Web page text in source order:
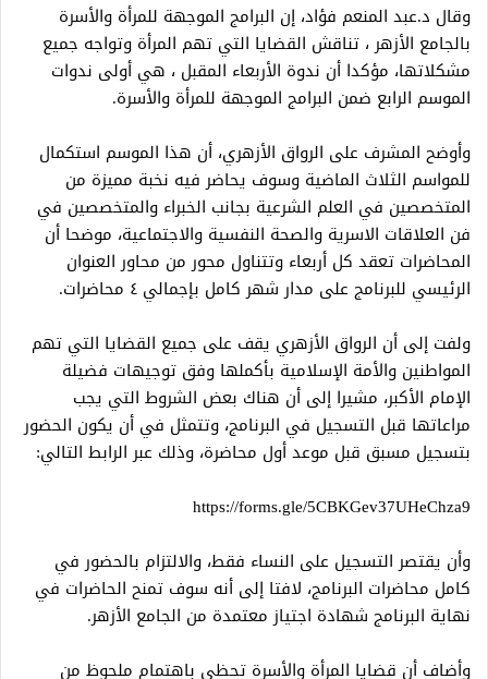
وقال د.عبد المنعم فؤاد، إن البرامج الموجهة للمرأة والأسرة
بالجامع الأزهر ، تناقش القضايا التي تهم المرأة وتواجه جميع
مشكلاتها، مؤكدا أن ندوة الأربعاء المقبل ، هي أولى ندوات
الموسم الرابع ضمن البرامج الموجهة للمرأة والأسرة.
وأوضح المشرف على الرواق الأزهري، أن هذا الموسم استكمال
للمواسم الثلاث الماضية وسوف يحاضر فيه نخبة مميزة من
المتخصصين في العلم الشرعية بجانب الخبراء والمتخصصين في
فن العلاقات الاسرية والصحة النفسية والاجتماعية، موضحا أن
المحاضرات تعقد كل أربعاء وتتناول محور من محاور العنوان
الرئيسي للبرنامج على مدار شهر كامل بإجمالي ٤ محاضرات.
ولفت إلى أن الرواق الأزهري يقف على جميع القضايا التي تهم
المواطنين والأمة الإسلامية بأكملها وفق توجيهات فضيلة
الإمام الأكبر، مشيرا إلى أن هناك بعض الشروط التي يجب
مراعاتها قبل التسجيل في البرنامج، وتتمثل في أن يكون الحضور
بتسجيل مسبق قبل موعد أول محاضرة، وذلك عبر الرابط التالي:
https://forms.gle/5CBKGev37UHeChza9
وأن يقتصر التسجيل على النساء فقط، والالتزام بالحضور في
كامل محاضرات البرنامج، لافتا إلى أنه سوف تمنح الحاضرات في
نهاية البرنامج شهادة اجتياز معتمدة من الجامع الأزهر.
وأضاف أن قضايا المرأة والأسرة تحظى باهتمام ملحوظ من